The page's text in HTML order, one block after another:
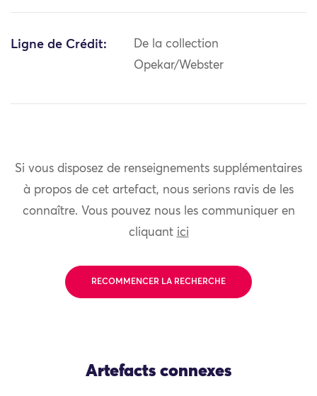
Ligne de Crédit:
De la collection
Opekar/Webster
Si vous disposez de renseignements supplémentaires
à propos de cet artefact, nous serions ravis de les
connaître. Vous pouvez nous les communiquer en
cliquant ici
RECOMMENCER LA RECHERCHE
Artefacts connexes